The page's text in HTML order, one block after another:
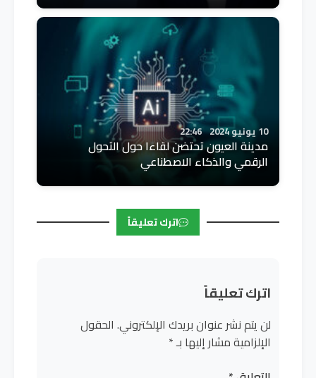
10 يونيو 2024 22:46
مدينة العيون تحتضن لقاءا حول التحول
الرقمي والذكاء الاصطناعي
اترك تعليقاً
اترك تعليقاً
لن يتم نشر عنوان بريدك الإلكتروني. الحقول
الإلزامية مشار إليها بـ*